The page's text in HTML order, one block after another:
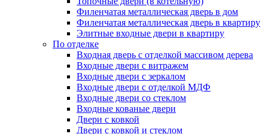
Филенчатая металлическая дверь в дом
Филенчатая металлическая дверь в квартиру
Элитные входные двери в квартиру
По отделке
Входная дверь с отделкой массивом дерева
Входные двери с витражем
Входные двери с зеркалом
Входные двери с отделкой МДФ
Входные двери со стеклом
Входные кованые двери
Двери с ковкой
Двери с ковкой и стеклом